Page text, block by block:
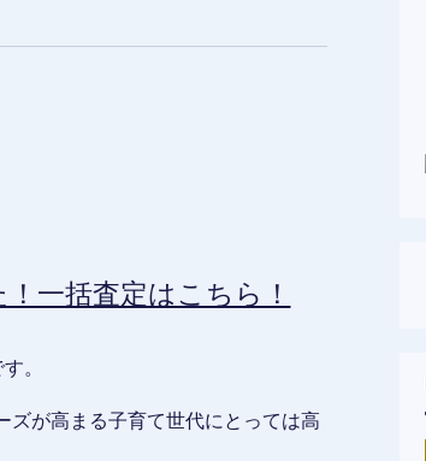
一括査定はこちら！
。
ズが高まる子育て世代にとっては高